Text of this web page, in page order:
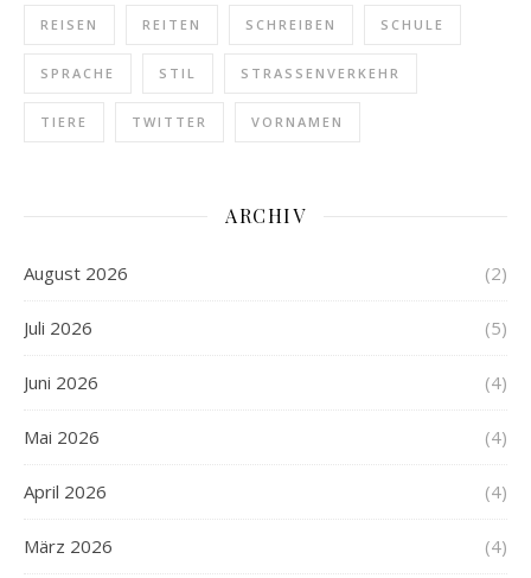
REISEN REITEN SCHREIBEN SCHULE
SPRACHE STIL STRASSENVERKEHR
TIERE TWITTER VORNAMEN
ARCHIV
August 2026 (2)
Juli 2026 (5)
Juni 2026 (4)
Mai 2026 (4)
April 2026 (4)
März 2026 (4)